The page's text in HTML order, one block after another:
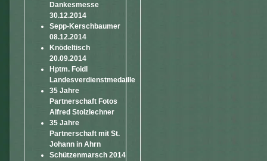
Dankesmesse
30.12.2014
Sepp-Kerschbaumer
08.12.2014
Knödeltisch
20.09.2014
Hptm. Foidl
Landesverdienstmedaille
35 Jahre
Partnerschaft Fotos
Alfred Stolzlechner
35 Jahre
Partnerschaft mit St.
Johann in Ahrn
Schützenmarsch 2014